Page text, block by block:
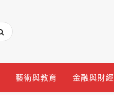
藝術與教育 金融與財經